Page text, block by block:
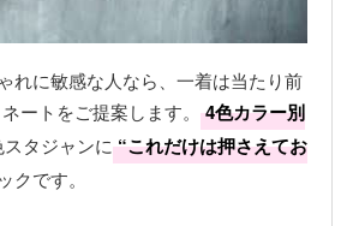
れに敏感な人なら、一着は当たり前
ートをご提案します。
4色カラー別
タジャンに “これだけは押さえてお
です。